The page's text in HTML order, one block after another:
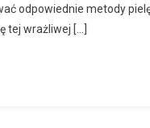
odpowiednie metody
tej wrażliwej […]